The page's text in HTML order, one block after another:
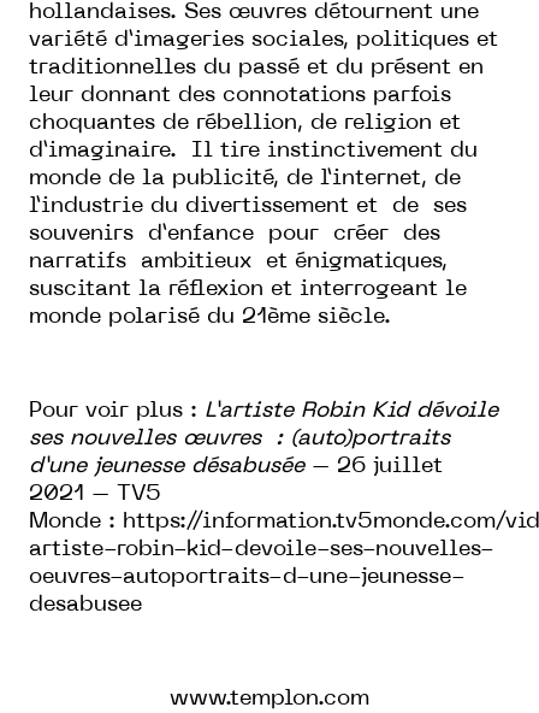
hollandaises. Ses œuvres détournent une
variété d’imageries sociales, politiques et
traditionnelles du passé et du présent en
leur donnant des connotations parfois
choquantes de rébellion, de religion et
d’imaginaire. Il tire instinctivement du
monde de la publicité, de l’internet, de
l’industrie du divertissement et de ses
souvenirs d’enfance pour créer des
narratifs ambitieux et énigmatiques,
suscitant la réflexion et interrogeant le
monde polarisé du 21ème siècle.
Pour voir plus : L’artiste Robin Kid dévoile
ses nouvelles œuvres : (auto)portraits
d’une jeunesse désabusée– 26 juillet
2021 – TV5
Monde : https://information.tv5monde.com/
artiste-robin-kid-devoile-ses-nouvelles-
oeuvres-autoportraits-d-une-jeunesse-
desabusee
www.templon.com